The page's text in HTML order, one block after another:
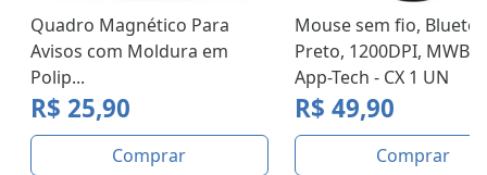
Quadro Magnético Para
Avisos com Moldura em
Polip...
R$ 25,90
Comprar
Mouse sem fio,
Preto, 1200DPI,
App-Tech - CX 1 UN
R$ 49,90
Comprar